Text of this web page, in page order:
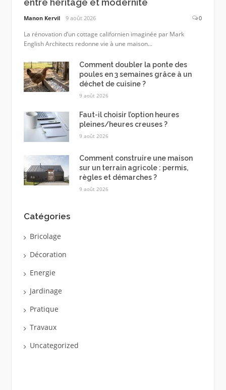
Manon Kervil 9 août 2026 0
La rénovation d’un cottage californien imaginée par Mark
English Architects redonne vie à une maison...
Comment doubler la ponte des
poules en 3 semaines grâce à un
déchet de cuisine ?
9 août 2026
Faut-il choisir l’option heures
pleines/heures creuses ?
9 août 2026
Comment construire une maison
sur un terrain agricole : permis,
règles et démarches ?
9 août 2026
Catégories
Bricolage
Décoration
Energie
Jardinage
Pratique
Travaux
Uncategorized